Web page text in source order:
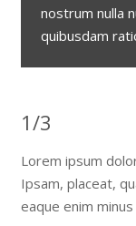
nostrum nulla
quibusdam
1/3
Lorem ipsum
Ipsam, placeat,
eaque enim